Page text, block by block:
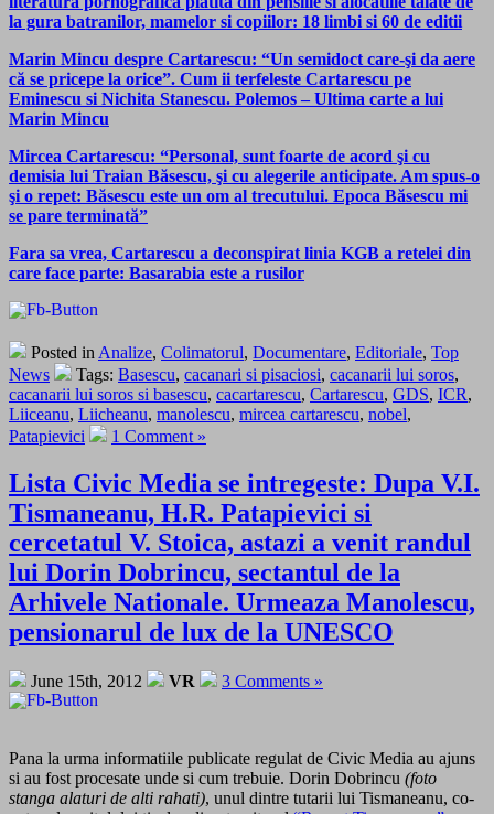
la gura batranilor, mamelor si copiilor: 18 limbi si 60 de editii
Marin Mincu despre Cartarescu: “Un semidoct care-şi da aere
că se pricepe la orice”. Cum ii terfeleste Cartarescu pe
Eminescu si Nichita Stanescu. Polemos – Ultima carte a lui
Marin Mincu
Mircea Cartarescu: “Personal, sunt foarte de acord şi cu
demisia lui Traian Băsescu, şi cu alegerile anticipate. Am spus-o
şi o repet: Băsescu este un om al trecutului. Epoca Băsescu mi
se pare terminată”
Fara sa vrea, Cartarescu a deconspirat linia KGB a retelei din
care face parte: Basarabia este a rusilor
Posted in Analize, Colimatorul, Documentare, Editoriale, Top
News
Tags: Basescu, cacanari si pisaciosi, cacanarii lui soros,
cacanarii lui soros si basescu, cacartarescu, Cartarescu, GDS, ICR,
Liiceanu, Liicheanu, manolescu, mircea cartarescu, nobel,
Patapievici
1 Comment »
Lista Civic Media se intregeste: Dupa V.I.
Tismaneanu, H.R. Patapievici si
cercetatul V. Stoica, astazi a venit randul
lui Dorin Dobrincu, sectantul de la
Arhivele Nationale. Urmeaza Manolescu,
pensionarul de lux de la UNESCO
June 15th, 2012 VR 3 Comments »
Pana la urma informatiile publicate regulat de Civic Media au ajuns
si au fost procesate unde si cum trebuie. Dorin Dobrincu (foto
stanga alaturi de alti rahati), unul dintre tutarii lui Tismaneanu, co-